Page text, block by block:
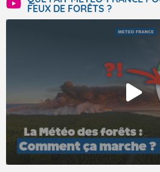
FEUX DE FORÊTS ?